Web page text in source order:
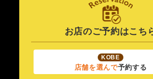
お店のご予約はこち
KOBE
店舗を選んで予約する